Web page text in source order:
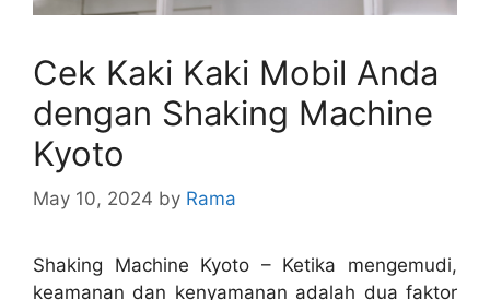
Cek Kaki Kaki Mobil Anda
dengan Shaking Machine
Kyoto
May 10, 2024 by Rama
Shaking Machine Kyoto – Ketika mengemudi,
keamanan dan kenyamanan adalah dua faktor